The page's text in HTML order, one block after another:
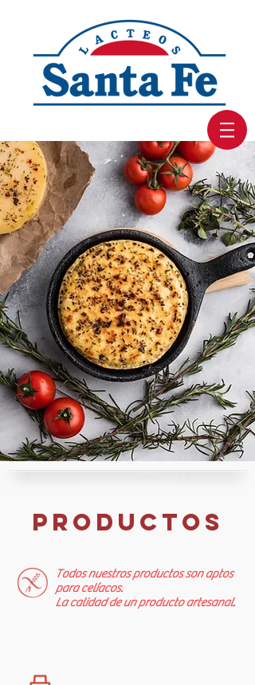
Productos
Todos nuestros productos son aptos
para celíacos.
La calidad de un producto artesanal.